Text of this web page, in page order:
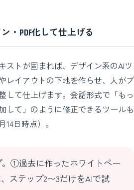
・PDF化して仕上げる
ストが固まれば、デザイン系のAIツ
レイアウトの下地を作らせ、人がブ
して仕上げます。会話形式で「もっ
して」のように修正できるツールも
日時点）。
。①過去に作ったホワイトペー
ステップ2〜3だけをAIで試